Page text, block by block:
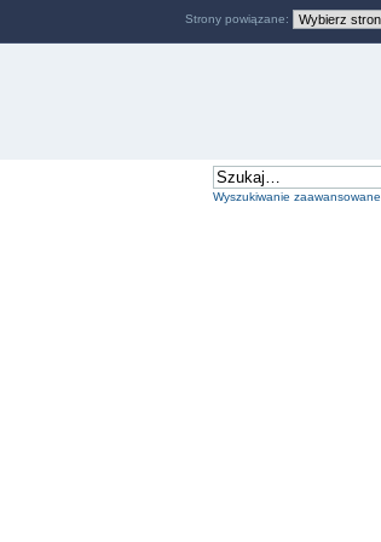
Wyszukiwanie zaawansowane
Strony powiązane: